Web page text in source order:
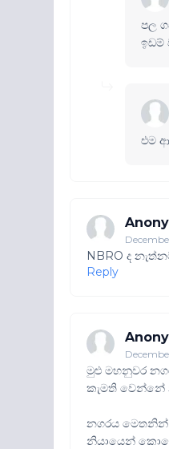
පල
ඉඩම්
එම
NBRO ද
Reply
මුළු මහනුවර
කැමති වෙන්නේ
නගරය මෙතනින්
නියායෙන්